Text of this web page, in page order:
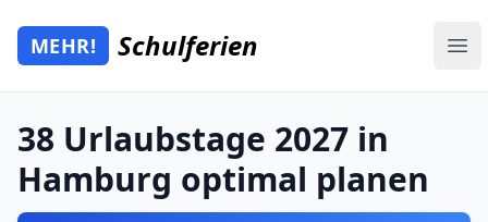
Zum Hauptinhalt springen
Mehr Schulferien
MEHR! Schulferien
38 Urlaubstage 2027 in
Hamburg optimal planen